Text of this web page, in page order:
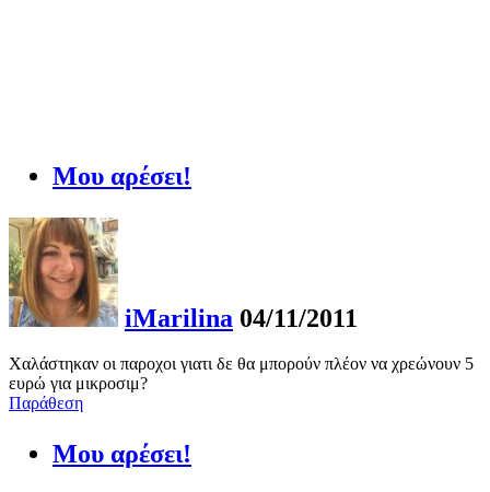
Μου αρέσει!
iMarilina 04/11/2011
Χαλάστηκαν οι παροχοι γιατι δε θα μπορούν πλέον να χρεώνουν 5
ευρώ για μικροσιμ?
Παράθεση
Μου αρέσει!